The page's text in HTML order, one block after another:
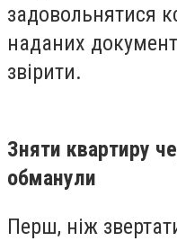
задовольнятися
наданих
звірити.
Зняти квартиру
обманули
Перш, ніж